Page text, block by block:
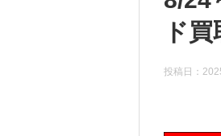
ド
投稿日：